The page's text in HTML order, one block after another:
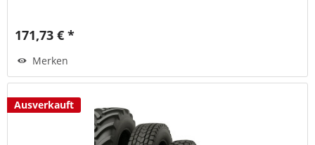
171,73 € *
Merken
Ausverkauft